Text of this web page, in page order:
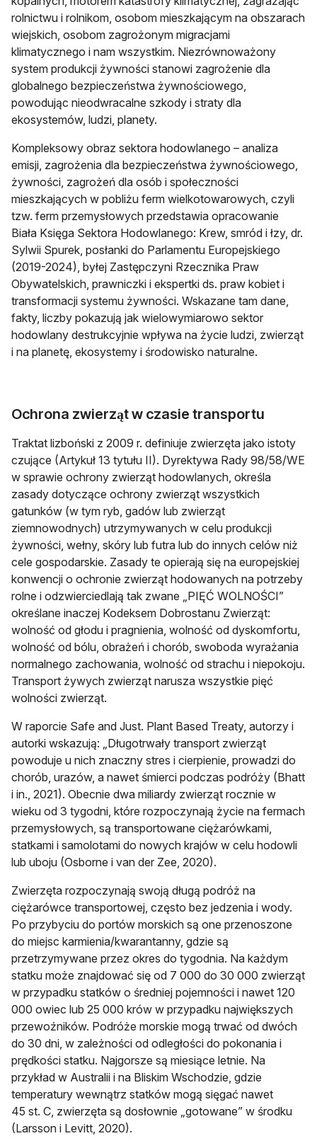
rolnictwu i rolnikom, osobom mieszkającym na obszarach
wiejskich, osobom zagrożonym migracjami
klimatycznego i nam wszystkim. Niezrównoważony
system produkcji żywności stanowi zagrożenie dla
globalnego bezpieczeństwa żywnościowego,
powodując nieodwracalne szkody i straty dla
ekosystemów, ludzi, planety.
Kompleksowy obraz sektora hodowlanego – analiza
emisji, zagrożenia dla bezpieczeństwa żywnościowego,
żywności, zagrożeń dla osób i społeczności
mieszkających w pobliżu ferm wielkotowarowych, czyli
tzw. ferm przemysłowych przedstawia opracowanie
Biała Księga Sektora Hodowlanego: Krew, smród i łzy, dr.
Sylwii Spurek, posłanki do Parlamentu Europejskiego
(2019-2024), byłej Zastępczyni Rzecznika Praw
Obywatelskich, prawniczki i ekspertki ds. praw kobiet i
transformacji systemu żywności. Wskazane tam dane,
fakty, liczby pokazują jak wielowymiarowo sektor
hodowlany destrukcyjnie wpływa na życie ludzi, zwierząt
i na planetę, ekosystemy i środowisko naturalne.
Ochrona zwierząt w czasie transportu
Traktat lizboński z 2009 r. definiuje zwierzęta jako istoty
czujące (Artykuł 13 tytułu II). Dyrektywa Rady 98/58/WE
w sprawie ochrony zwierząt hodowlanych, określa
zasady dotyczące ochrony zwierząt wszystkich
gatunków (w tym ryb, gadów lub zwierząt
ziemnowodnych) utrzymywanych w celu produkcji
żywności, wełny, skóry lub futra lub do innych celów niż
cele gospodarskie. Zasady te opierają się na europejskiej
konwencji o ochronie zwierząt hodowanych na potrzeby
rolne i odzwierciedlają tak zwane „PIĘĆ WOLNOŚCI”
określane inaczej Kodeksem Dobrostanu Zwierząt:
wolność od głodu i pragnienia, wolność od dyskomfortu,
wolność od bólu, obrażeń i chorób, swoboda wyrażania
normalnego zachowania, wolność od strachu i niepokoju.
Transport żywych zwierząt narusza wszystkie pięć
wolności zwierząt.
W raporcie Safe and Just. Plant Based Treaty, autorzy i
autorki wskazują: „Długotrwały transport zwierząt
powoduje u nich znaczny stres i cierpienie, prowadzi do
chorób, urazów, a nawet śmierci podczas podróży (Bhatt
i in., 2021). Obecnie dwa miliardy zwierząt rocznie w
wieku od 3 tygodni, które rozpoczynają życie na fermach
przemysłowych, są transportowane ciężarówkami,
statkami i samolotami do nowych krajów w celu hodowli
lub uboju (Osborne i van der Zee, 2020).
Zwierzęta rozpoczynają swoją długą podróż na
ciężarówce transportowej, często bez jedzenia i wody.
Po przybyciu do portów morskich są one przenoszone
do miejsc karmienia/kwarantanny, gdzie są
przetrzymywane przez okres do tygodnia. Na każdym
statku może znajdować się od 7 000 do 30 000 zwierząt
w przypadku statków o średniej pojemności i nawet 120
000 owiec lub 25 000 krów w przypadku największych
przewoźników. Podróże morskie mogą trwać od dwóch
do 30 dni, w zależności od odległości do pokonania i
prędkości statku. Najgorsze są miesiące letnie. Na
przykład w Australii i na Bliskim Wschodzie, gdzie
temperatury wewnątrz statków mogą sięgać nawet
45 st. C, zwierzęta są dosłownie „gotowane” w środku
(Larsson i Levitt, 2020).